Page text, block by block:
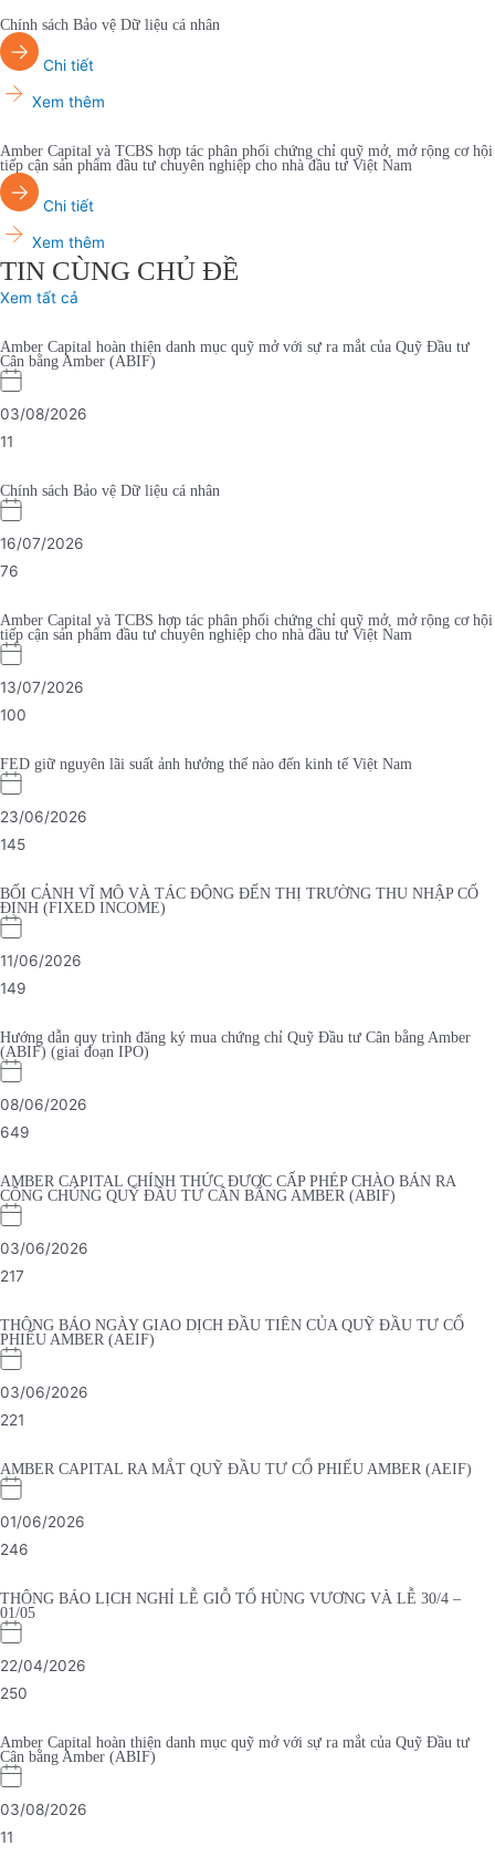
Chính sách Bảo vệ Dữ liệu cá nhân
Chi tiết
Xem thêm
Amber Capital và TCBS hợp tác phân phối chứng chỉ quỹ mở, mở rộng cơ hội
tiếp cận sản phẩm đầu tư chuyên nghiệp cho nhà đầu tư Việt Nam
Chi tiết
Xem thêm
TIN CÙNG CHỦ ĐỀ
Xem tất cả
Amber Capital hoàn thiện danh mục quỹ mở với sự ra mắt của Quỹ Đầu tư
Cân bằng Amber (ABIF)
03/08/2026
11
Chính sách Bảo vệ Dữ liệu cá nhân
16/07/2026
76
Amber Capital và TCBS hợp tác phân phối chứng chỉ quỹ mở, mở rộng cơ hội
tiếp cận sản phẩm đầu tư chuyên nghiệp cho nhà đầu tư Việt Nam
13/07/2026
100
FED giữ nguyên lãi suất ảnh hưởng thế nào đến kinh tế Việt Nam
23/06/2026
145
BỐI CẢNH VĨ MÔ VÀ TÁC ĐỘNG ĐẾN THỊ TRƯỜNG THU NHẬP CỐ
ĐỊNH (FIXED INCOME)
11/06/2026
149
Hướng dẫn quy trình đăng ký mua chứng chỉ Quỹ Đầu tư Cân bằng Amber
(ABIF) (giai đoạn IPO)
08/06/2026
649
AMBER CAPITAL CHÍNH THỨC ĐƯỢC CẤP PHÉP CHÀO BÁN RA
CÔNG CHÚNG QUỸ ĐẦU TƯ CÂN BẰNG AMBER (ABIF)
03/06/2026
217
THÔNG BÁO NGÀY GIAO DỊCH ĐẦU TIÊN CỦA QUỸ ĐẦU TƯ CỔ
PHIẾU AMBER (AEIF)
03/06/2026
221
AMBER CAPITAL RA MẮT QUỸ ĐẦU TƯ CỔ PHIẾU AMBER (AEIF)
01/06/2026
246
THÔNG BÁO LỊCH NGHỈ LỄ GIỖ TỔ HÙNG VƯƠNG VÀ LỄ 30/4 –
01/05
22/04/2026
250
Amber Capital hoàn thiện danh mục quỹ mở với sự ra mắt của Quỹ Đầu tư
Cân bằng Amber (ABIF)
03/08/2026
11